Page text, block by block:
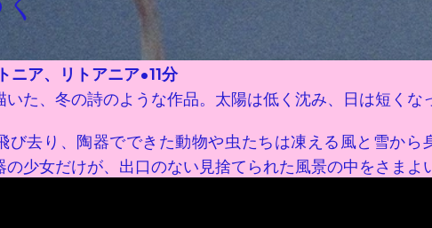
ニア、リトアニア•11分
た、冬の詩のような作品。太陽は低く沈み、日は短くな
び去り、陶器でできた動物や虫たちは凍える風と雪から
の少女だけが、出口のない見捨てられた風景の中をさまよ